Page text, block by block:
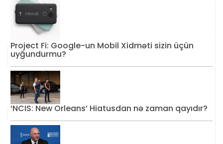
Project Fi: Google-un Mobil Xidməti sizin üçün
uyğundurmu?
‘NCIS: New Orleans’ Hiatusdan nə zaman qayıdır?